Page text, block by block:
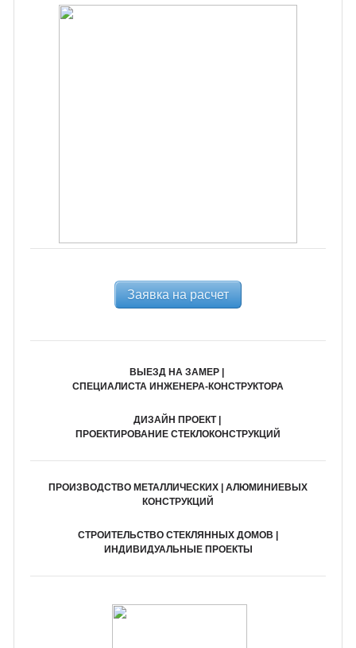
Заявка на расчет
ВЫЕЗД НА ЗАМЕР |
СПЕЦИАЛИСТА ИНЖЕНЕРА-КОНСТРУКТОРА
ДИЗАЙН ПРОЕКТ |
ПРОЕКТИРОВАНИЕ СТЕКЛОКОНСТРУКЦИЙ
ПРОИЗВОДСТВО МЕТАЛЛИЧЕСКИХ | АЛЮМИНИЕВЫХ
КОНСТРУКЦИЙ
СТРОИТЕЛЬСТВО СТЕКЛЯННЫХ ДОМОВ |
ИНДИВИДУАЛЬНЫЕ ПРОЕКТЫ